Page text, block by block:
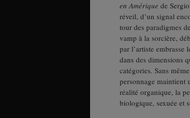
en Amérique de
réveil, d’un signal
tour des paradigmes
vamp à la sorcière,
par l’artiste embrasse
dans des dimensions
catégories. Sans
personnage maintient
réalité organique, la
biologique, sexuée et